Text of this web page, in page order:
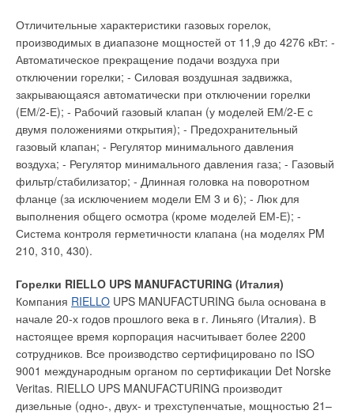
Отличительные характеристики газовых горелок,
производимых в диапазоне мощностей от 11,9 до 4276 кВт: -
Автоматическое прекращение подачи воздуха при
отключении горелки; - Силовая воздушная задвижка,
закрывающаяся автоматически при отключении горелки
(ЕМ/2-Е); - Рабочий газовый клапан (у моделей ЕМ/2-Е с
двумя положениями открытия); - Предохранительный
газовый клапан; - Регулятор минимального давления
воздуха; - Регулятор минимального давления газа; - Газовый
фильтр/стабилизатор; - Длинная головка на поворотном
фланце (за исключением модели ЕМ 3 и 6); - Люк для
выполнения общего осмотра (кроме моделей ЕМ-Е); -
Система контроля герметичности клапана (на моделях PM
210, 310, 430).
Горелки RIELLO UPS MANUFACTURING (Италия)
Компания RIELLO UPS MANUFACTURING была основана в
начале 20-х годов прошлого века в г. Линьяго (Италия). В
настоящее время корпорация насчитывает более 2200
сотрудников. Все производство сертифицировано по ISO
9001 международным органом по сертификации Det Norske
Veritas. RIELLO UPS MANUFACTURING производит
дизельные (одно-, двух- и трехступенчатые, мощностью 21–